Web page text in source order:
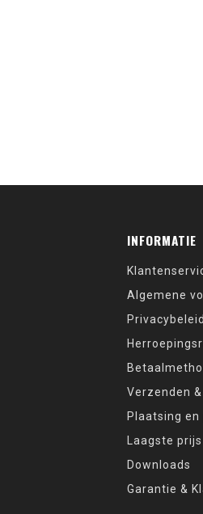
INFORMATIE
Algemene
Verzenden
Plaatsing en
Laagste
Downloads
Garantie &